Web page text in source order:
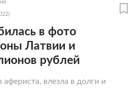
в фото
Латвии и
рублей
афериста, влезла в долги и